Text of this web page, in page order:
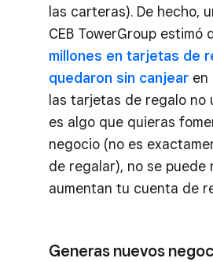
las carteras). De hecho,
CEB TowerGroup estimó
millones en tarjetas de
quedaron sin canjear en
las tarjetas de regalo no
es algo que quieras
negocio (no es
de regalar), no se puede
aumentan tu cuenta de
Generas nuevos